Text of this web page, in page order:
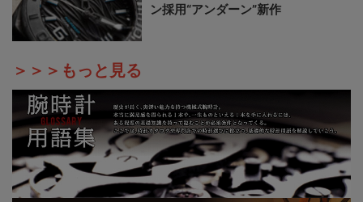
ン採用“アンダーン”新作
＞＞＞もっと見る